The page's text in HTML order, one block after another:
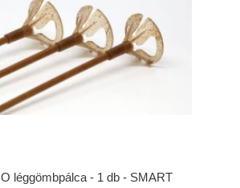
léggömbpálca - 1 db - SMART